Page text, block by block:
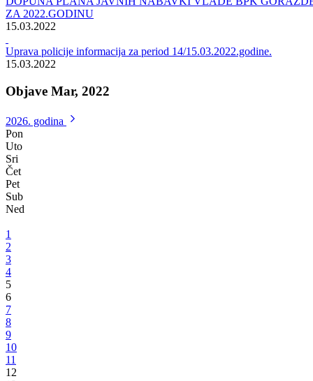
Sastanak s predstavnicima Fonda za profesionalnu rehabilitaciju i
zapošljavanje osoba sa invaliditetom
Sutra će biti objavljen Javni poziv za novo zapošljavanje i
samozapošljavanje osoba sa invaliditetom
15.03.2022